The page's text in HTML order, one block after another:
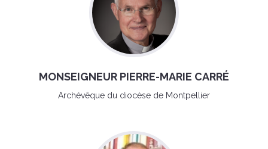
MONSEIGNEUR PIERRE-MARIE CARRÉ
Archévêque du diocèse de Montpellier